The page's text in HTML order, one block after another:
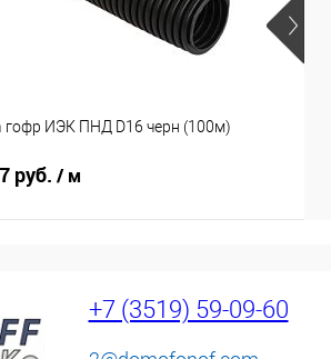
гофр ИЭК ПНД D16 черн (100м)
руб. / м
+7 (3519) 59-09-60